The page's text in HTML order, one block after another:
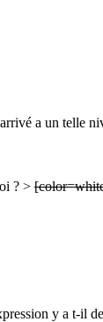
a un telle
? >
y a t-il